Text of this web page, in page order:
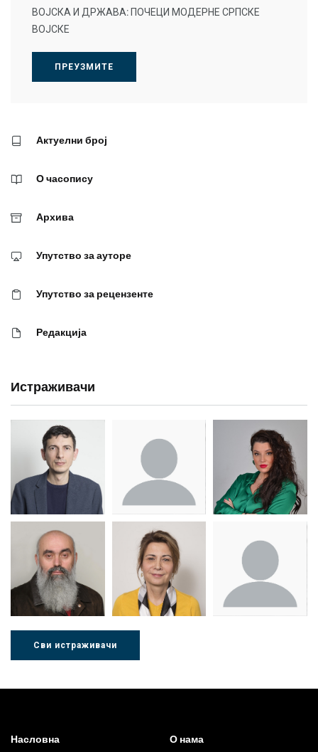
ВОЈСКА И ДРЖАВА: ПОЧЕЦИ МОДЕРНЕ СРПСКЕ
ВОЈСКЕ
ПРЕУЗМИТЕ
Актуелни број
О часопису
Архива
Упутство за ауторе
Упутство за рецензенте
Редакција
Истраживачи
Др Миша
Стојадиновић
Зоран
Милошевић
Др Марија
Ђорић
Сви истраживачи
Насловна О нама